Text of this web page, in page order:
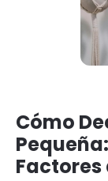
Cómo